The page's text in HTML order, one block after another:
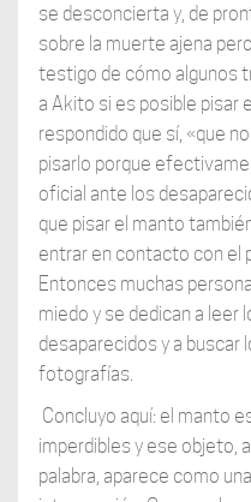
se desconcierta y, de
sobre la muerte ajena
testigo de cómo algunos
a Akito si es posible pisar
respondido que sí, «que
pisarlo porque
oficial ante los
que pisar el manto
entrar en contacto con el
Entonces muchas
miedo y se dedican a leer
desaparecidos y a buscar
fotografías.
Concluyo aquí: el manto
imperdibles y ese objeto,
palabra, aparece como